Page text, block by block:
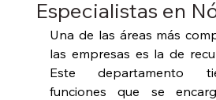
Especialistas en
Una de las áreas más
las empresas es la de
Este departamento
funciones que se